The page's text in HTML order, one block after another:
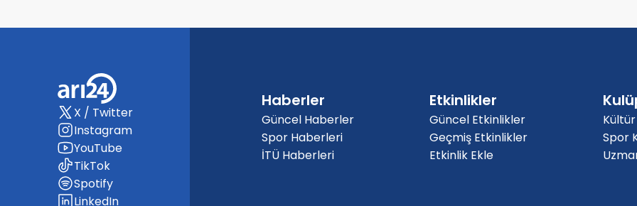
X / Twitter
Instagram
YouTube
TikTok
Spotify
LinkedIn
Haberler
Güncel Haberler
Spor Haberleri
İTÜ Haberleri
Etkinlikler
Güncel Etkinlikler
Geçmiş Etkinlikler
Etkinlik Ekle
Spor